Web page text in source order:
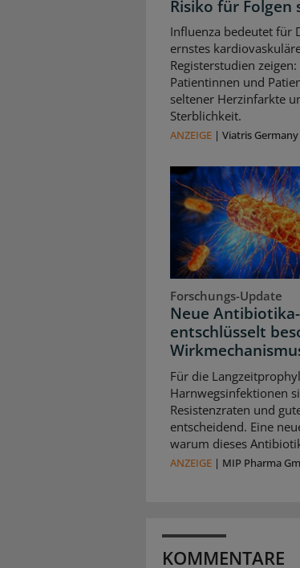
Risiko für Folgen
Influenza bedeutet für
ernstes
Registerstudien
Patientinnen und
seltener Herzinfarkte
Sterblichkeit.
ANZEIGE | Viatris
Forschungs-Update
Neue
entschlüsselt
Für die
Harnwegsinfektionen
Resistenzraten und
entscheidend. Eine
warum dieses
ANZEIGE | MIP Pharma
KOMMENTARE